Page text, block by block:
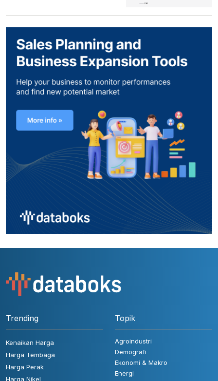
Trending
Kenaikan Harga
Harga Tembaga
Harga Perak
Harga Nikel
Topik
Agroindustri
Demografi
Ekonomi & Makro
Energi